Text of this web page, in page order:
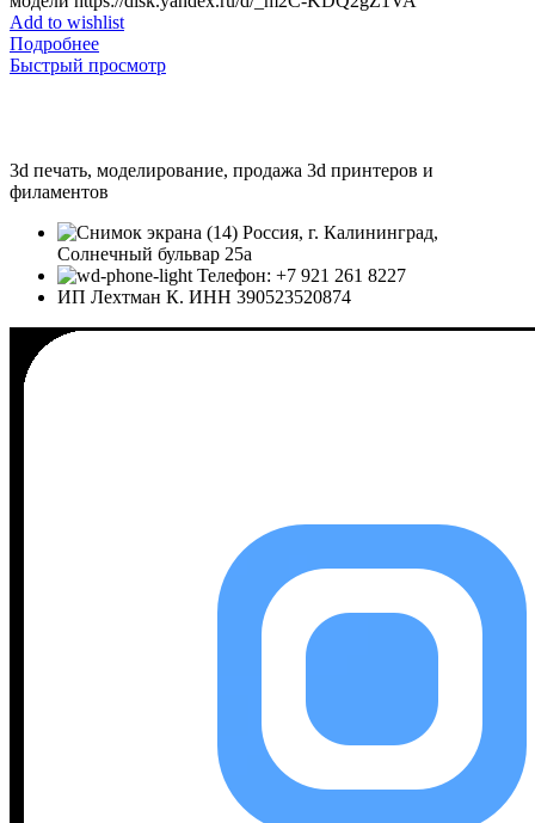
Add to wishlist
Подробнее
Быстрый просмотр
3d печать, моделирование, продажа 3d принтеров и
филаментов
Россия, г. Калининград,
Солнечный бульвар 25а
Телефон: +7 921 261 8227
ИП Лехтман К. ИНН 390523520874